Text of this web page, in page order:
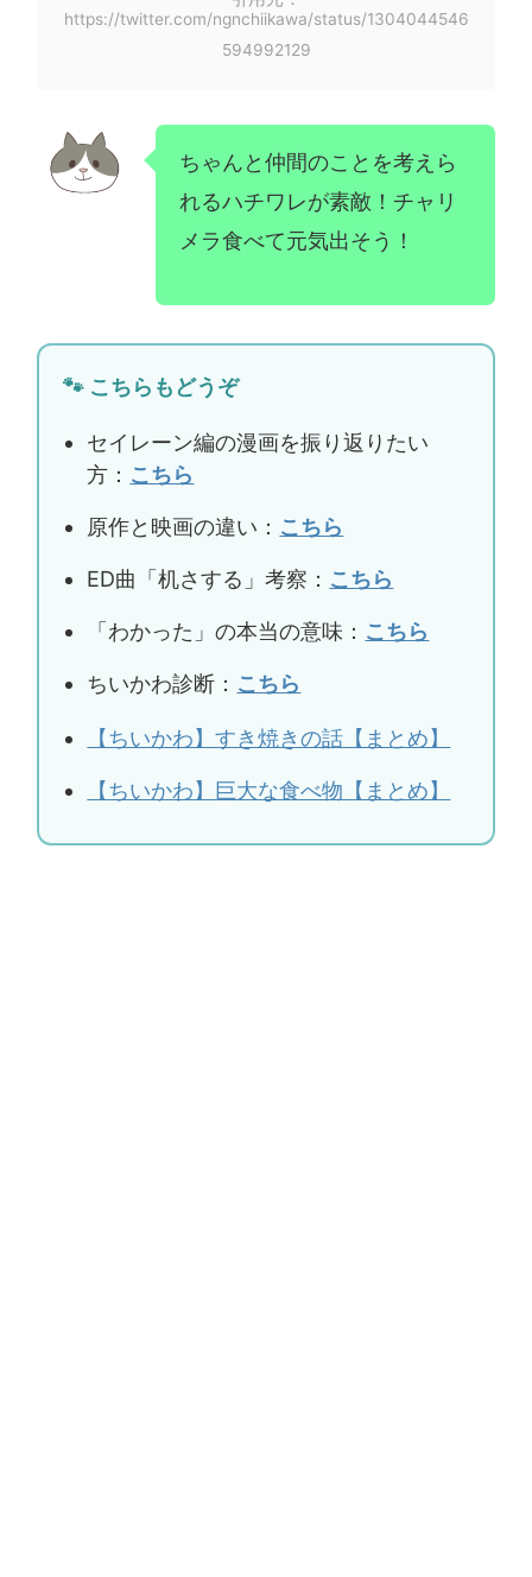
https://twitter.com/ngnchiikawa/status/1304044546
594992129
ちゃんと仲間のことを考えら
れるハチワレが素敵！チャリ
メラ食べて元気出そう！
🐾 こちらもどうぞ
セイレーン編の漫画を振り返りたい
方： こちら
原作と映画の違い： こちら
ED曲「机さする」考察： こちら
「わかった」の本当の意味： こちら
ちいかわ診断： こちら
【ちいかわ】すき焼きの話【まとめ】
【ちいかわ】巨大な食べ物【まとめ】